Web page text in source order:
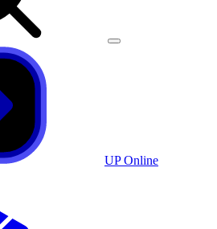
UP Online